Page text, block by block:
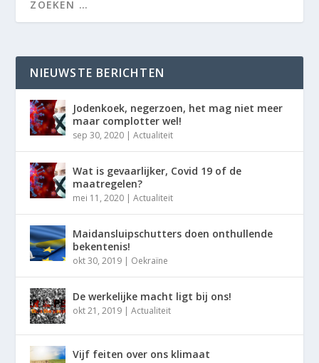
NIEUWSTE BERICHTEN
Jodenkoek, negerzoen, het mag niet meer
maar complotter wel!
sep 30, 2020 |Actualiteit
Wat is gevaarlijker, Covid 19 of de
maatregelen?
mei 11, 2020 |Actualiteit
Maidansluipschutters doen onthullende
bekentenis!
okt 30, 2019 | Oekraïne
De werkelijke macht ligt bij ons!
okt 21, 2019 |Actualiteit
Vijf feiten over ons klimaat